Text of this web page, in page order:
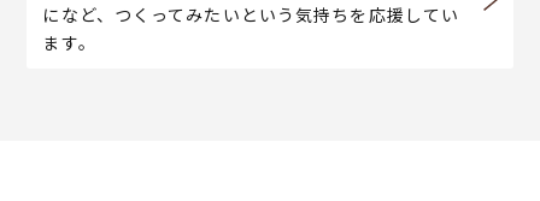
になど、つくってみたいという気持ちを応援してい
ます。